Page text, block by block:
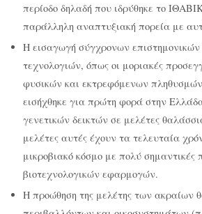
περίοδο δηλαδή που ιδρύθηκε το
παράλληλη αναπτυξιακή πορεία με
Η εισαγωγή σύγχρονων
τεχνολογιών, όπως οι μοριακές
φυσικών και εκτρεφόμενων
εισήχθηκε για πρώτη φορά στην
γενετικών δεικτών σε μελέτες
μελέτες αυτές έχουν τα τελευταία
μικροβιακό κόσμο με πολύ σημαντικές
βιοτεχνολογικών εφαρμογών.
Η προώθηση της μελέτης των ακραίων